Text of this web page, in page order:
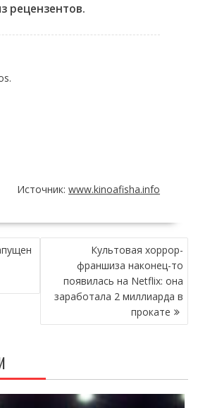
рецензентов.
Источник:www.kinoafisha.info
Культовая хоррор-
франшиза наконец-то
появилась на Netflix: она
заработала 2 миллиарда в
прокате